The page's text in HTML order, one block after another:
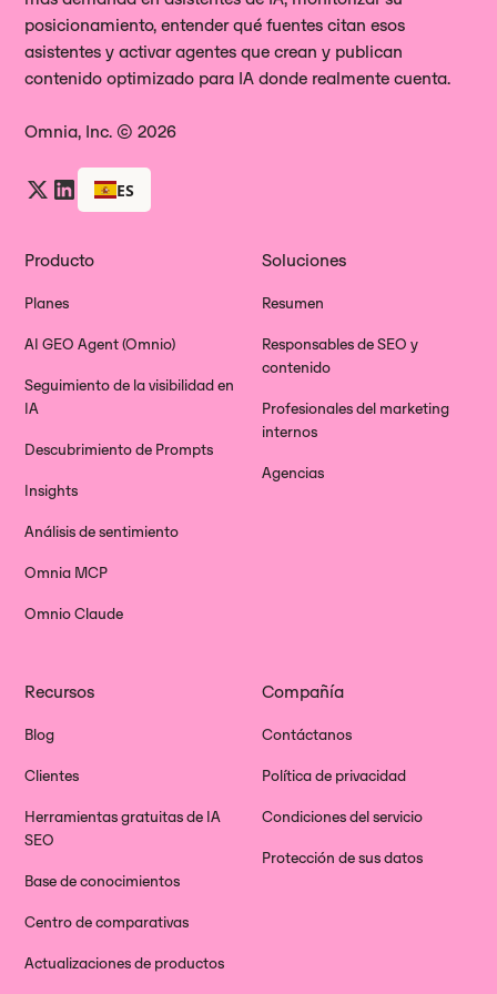
posicionamiento, entender qué fuentes citan esos
asistentes y activar agentes que crean y publican
contenido optimizado para IA donde realmente cuenta.
Omnia, Inc. © 2026
ES
Producto
Planes
AI GEO Agent (Omnio)
Seguimiento de la visibilidad en
IA
Descubrimiento de Prompts
Insights
Análisis de sentimiento
Omnia MCP
Omnio Claude
Soluciones
Resumen
Responsables de SEO y
contenido
Profesionales del marketing
internos
Agencias
Recursos
Blog
Clientes
Herramientas gratuitas de IA
SEO
Base de conocimientos
Centro de comparativas
Actualizaciones de productos
Compañía
Contáctanos
Política de privacidad
Condiciones del servicio
Protección de sus datos